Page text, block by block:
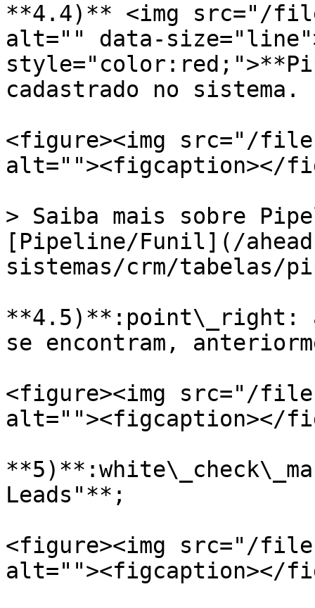
**4.4)** <img src="/
alt="" data-
cadastrado no sistema.
<figure><img src="/files/
alt=""><figcaption></
> Saiba mais sobre
[Pipeline/Funil](/
sistemas/crm/tabelas/
**4.5)**:point\_right: a
se encontram,
<figure><img src="/files/
alt=""><figcaption></
Leads"**;
<figure><img src="/files/
alt=""><figcaption></